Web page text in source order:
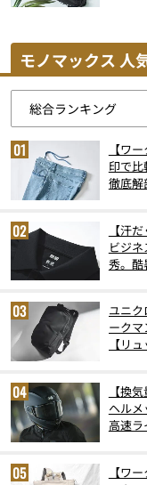
モノマックス 人
【ワ
印で
徹底解
【汗
ビジ
秀。酷
ユニ
ーク
【リ
【換
ヘル
高速ラ
【ワ